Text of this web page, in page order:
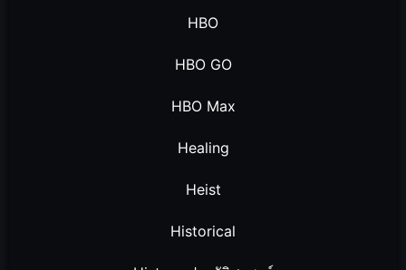
HBO
HBO GO
HBO Max
Healing
Heist
Historical